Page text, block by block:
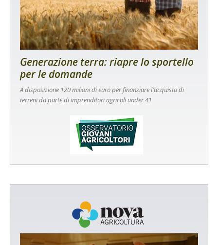
Generazione terra: riapre lo sportello
per le domande
A disposizione 120 milioni di euro per finanziare l'acquisto di
terreni da parte di imprenditori agricoli under 41